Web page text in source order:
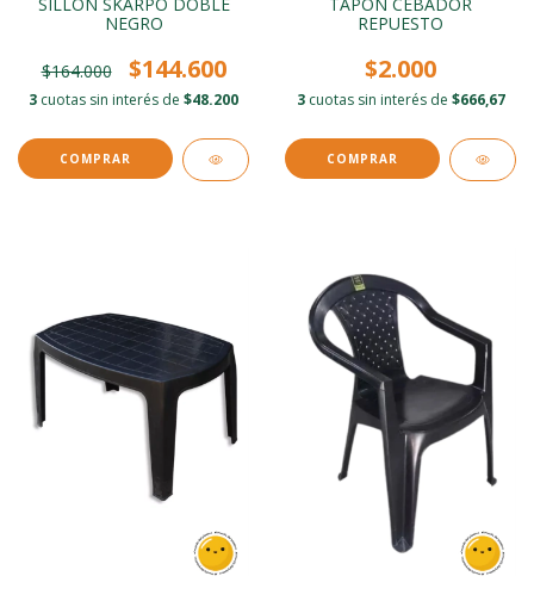
NEGRO
$164.000 $144.600
3 cuotas sin interés de $48.200
REPUESTO
$2.000
3 cuotas sin interés de $666,67